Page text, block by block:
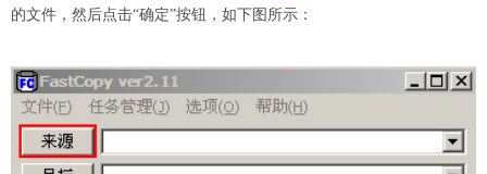
的文件，然后点击“确定”按钮，如下图所示：